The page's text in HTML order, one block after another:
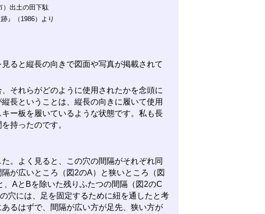
）出土の田下駄
』（1986）より
ると縦長の向きで図面や写真が掲載されて
それらがどのように使用されたかを念頭に
長ということは、縦長の向きに履いて使用
ー板を履いているような状態です。私も長
持ったのです。
。よく見ると、この穴の間隔がそれぞれ同
が広いところ（図2のA）と狭いところ（図
AとBを除いた残りふたつの間隔（図2のC
穴には、足を固定するために紐を通したと考
るはずで、間隔が広い方が足先、狭い方が